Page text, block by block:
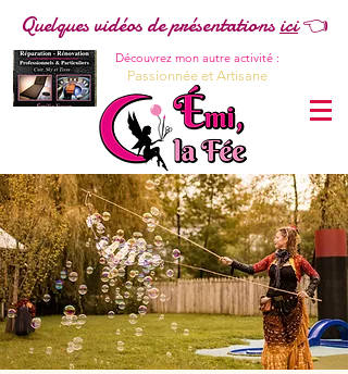
Quelques vidéos de présentationsici👈
Découvrez mon autre activité :
Passionnée et Artisane